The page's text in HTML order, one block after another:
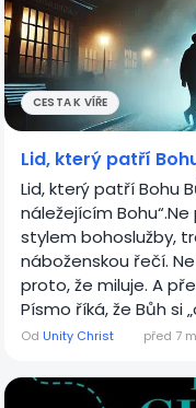
CESTA K VÍŘE
Lid, který patří
Lid, který patří Bohu
náležejícím
stylem bohoslužby,
náboženskou řečí.
proto, že miluje. A
Písmo říká, že Bůh si
Od Unity Christ před 7